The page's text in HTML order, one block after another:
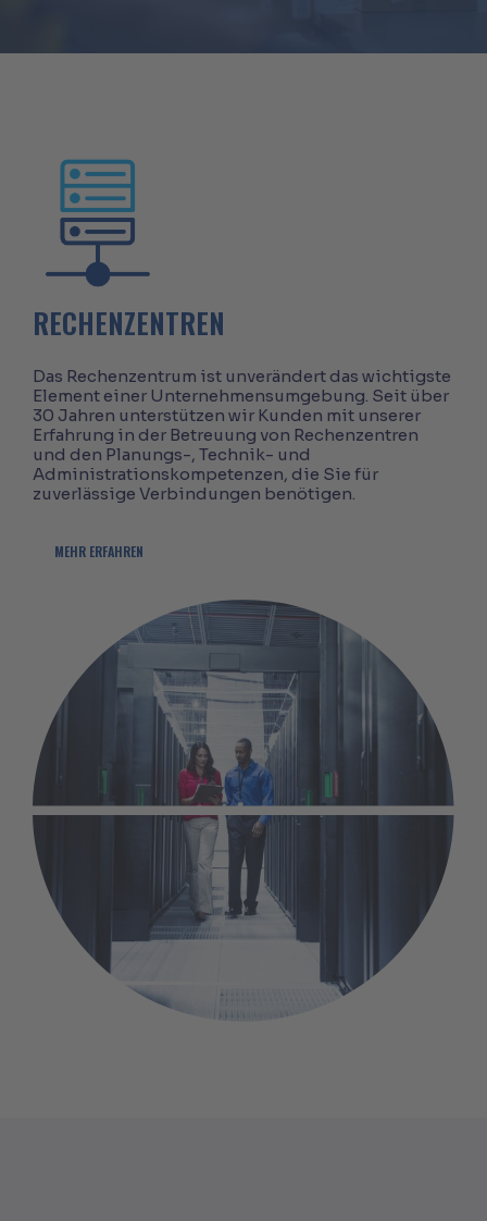
RECHENZENTREN
Das Rechenzentrum ist unverändert das wichtigste
Element einer Unternehmensumgebung. Seit über
30 Jahren unterstützen wir Kunden mit unserer
Erfahrung in der Betreuung von Rechenzentren
und den Planungs-, Technik- und
Administrationskompetenzen, die Sie für
zuverlässige Verbindungen benötigen.
MEHR ERFAHREN
Business people talking in server room